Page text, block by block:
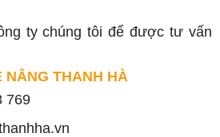
ty chúng tôi để được tư vấn
NÂNG THANH HÀ
769